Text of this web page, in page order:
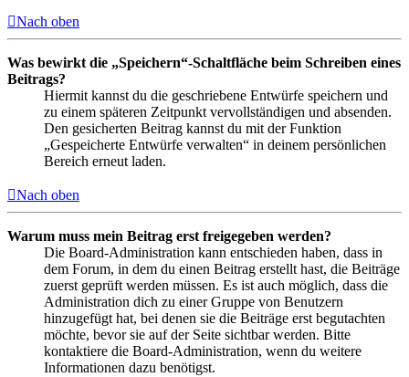
Nach oben
Was bewirkt die „Speichern“-Schaltfläche beim Schreiben eines
Beitrags?
Hiermit kannst du die geschriebene Entwürfe speichern und
zu einem späteren Zeitpunkt vervollständigen und absenden.
Den gesicherten Beitrag kannst du mit der Funktion
„Gespeicherte Entwürfe verwalten“ in deinem persönlichen
Bereich erneut laden.
Nach oben
Warum muss mein Beitrag erst freigegeben werden?
Die Board-Administration kann entschieden haben, dass in
dem Forum, in dem du einen Beitrag erstellt hast, die Beiträge
zuerst geprüft werden müssen. Es ist auch möglich, dass die
Administration dich zu einer Gruppe von Benutzern
hinzugefügt hat, bei denen sie die Beiträge erst begutachten
möchte, bevor sie auf der Seite sichtbar werden. Bitte
kontaktiere die Board-Administration, wenn du weitere
Informationen dazu benötigst.